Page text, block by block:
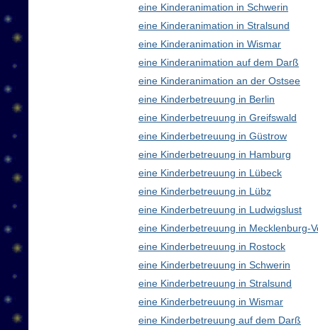
eine Kinderanimation in Schwerin
eine Kinderanimation in Stralsund
eine Kinderanimation in Wismar
eine Kinderanimation auf dem Darß
eine Kinderanimation an der Ostsee
eine Kinderbetreuung in Berlin
eine Kinderbetreuung in Greifswald
eine Kinderbetreuung in Güstrow
eine Kinderbetreuung in Hamburg
eine Kinderbetreuung in Lübeck
eine Kinderbetreuung in Lübz
eine Kinderbetreuung in Ludwigslust
eine Kinderbetreuung in Mecklenburg-
eine Kinderbetreuung in Rostock
eine Kinderbetreuung in Schwerin
eine Kinderbetreuung in Stralsund
eine Kinderbetreuung in Wismar
eine Kinderbetreuung auf dem Darß